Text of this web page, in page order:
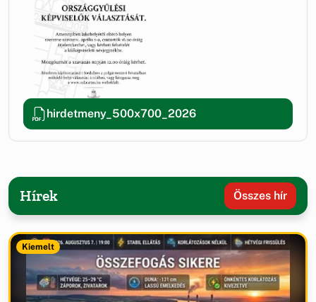
hirdetmeny_500x700_2026
Hírek Összes hír
Kiemelt